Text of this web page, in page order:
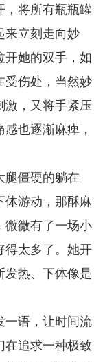
，将所有瓶瓶罐
来立刻走向妙
开她的双手，如
受伤处，当然妙
激，又将手紧压
也逐渐麻痺，
腿僵硬的躺在
体游动，那酥麻
微微有了一场小
得太多了。她开
发热、下体像是
一语，让时间流
在追求一种极致